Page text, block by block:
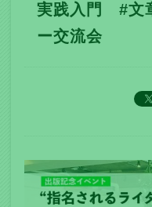
実践入門 #文
ー交流会